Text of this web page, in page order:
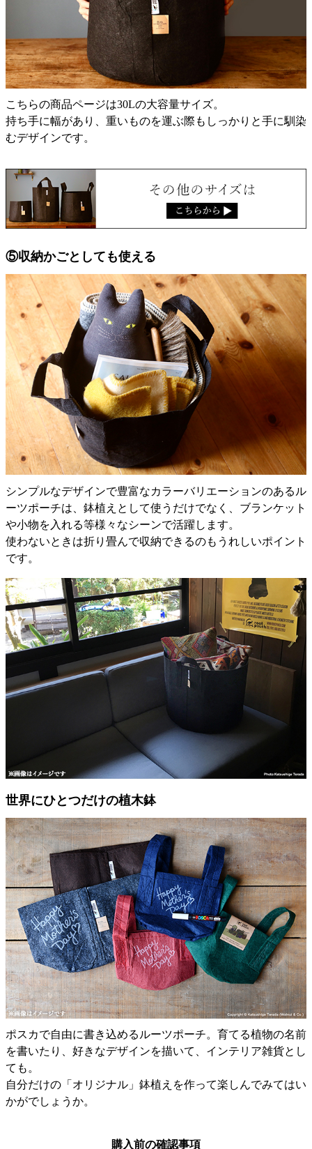
こちらの商品ページは30Lの大容量サイズ。
持ち手に幅があり、重いものを運ぶ際もしっかりと手に馴染
むデザインです。
⑤収納かごとしても使える
シンプルなデザインで豊富なカラーバリエーションのあるル
ーツポーチは、鉢植えとして使うだけでなく、ブランケット
や小物を入れる等様々なシーンで活躍します。
使わないときは折り畳んで収納できるのもうれしいポイント
です。
世界にひとつだけの植木鉢
ポスカで自由に書き込めるルーツポーチ。育てる植物の名前
を書いたり、好きなデザインを描いて、インテリア雑貨とし
ても。
自分だけの「オリジナル」鉢植えを作って楽しんでみてはい
かがでしょうか。
購入前の確認事項